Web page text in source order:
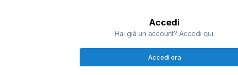
Accedi
Hai già un account? Accedi qui.
Accedi ora